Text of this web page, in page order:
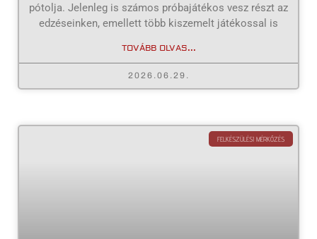
pótolja. Jelenleg is számos próbajátékos vesz részt az
edzéseinken, emellett több kiszemelt játékossal is
TOVÁBB OLVAS...
2026.06.29.
FELKÉSZÜLÉSI MÉRKŐZÉS